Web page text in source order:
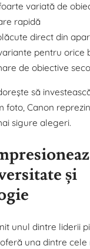
variată de
rapidă
direct din
pentru orice
de obiective
să
foto, Canon
sigure alegeri.
și
unul dintre liderii
una dintre cele